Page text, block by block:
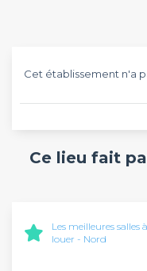
Cet établissement n'a
Ce lieu fait
Les meilleures salles à
louer - Nord